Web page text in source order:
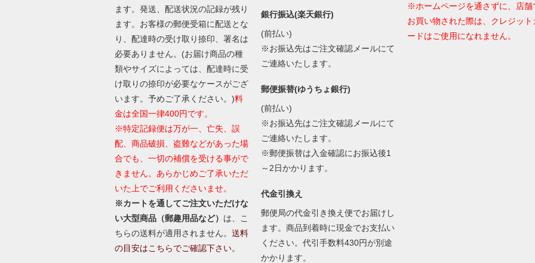
ます。発送、配送状況の記録が残り
ます。お客様の郵便受箱に配送とな
り、配達時の受け取り捺印、署名は
必要ありません。(お届け商品の種
類やサイズによっては、配達時に受
け取りの捺印が必要なケースがござ
います。予めご了承ください。)料
金は全国一律400円です。
※特定記録便は万が一、亡失、誤
配、商品破損、盗難などがあった場
合でも、一切の補償を受ける事がで
きません。あらかじめご了承いただ
いた上でご利用くださいませ。
※カートを通してご注文いただけな
い大型商品（郵趣用品など） は、こ
ちらの送料が適用されません。 送料
の目安はこちらでご確認下さい。
銀行振込(楽天銀行)
(前払い)
※お振込先はご注文確認メールにて
ご連絡いたします。
郵便振替(ゆうちょ銀行)
(前払い)
※お振込先はご注文確認メールにて
ご連絡いたします。
※郵便振替は入金確認にお振込後1
～2日かかります。
代金引換え
郵便局の代金引き換え便でお届けし
ます。商品到着時に現金でお支払い
ください。代引手数料430円が別途
かかります。
※ホームページを通さずに、店舗
お買い物された際は、クレジット
ードはご使用になれません。